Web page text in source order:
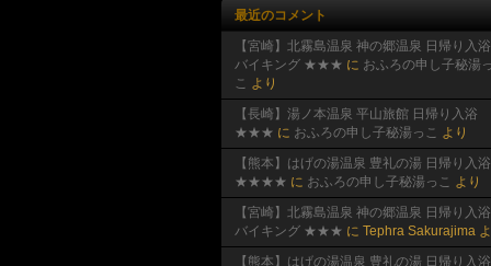
最近のコメント
【宮崎】北霧島温泉 神の郷温泉 日帰り入
バイキング ★★★ に おふろの申し子秘湯っ
こ より
【長崎】湯ノ本温泉 平山旅館 日帰り入浴
★★★ に おふろの申し子秘湯っこ より
【熊本】はげの湯温泉 豊礼の湯 日帰り入浴
★★★★ に おふろの申し子秘湯っこ より
【宮崎】北霧島温泉 神の郷温泉 日帰り入
バイキング ★★★ に Tephra Sakurajima
【熊本】はげの湯温泉 豊礼の湯 日帰り入浴